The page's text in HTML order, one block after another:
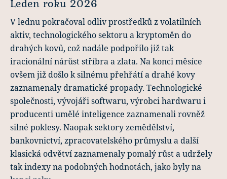
V lednu pokračoval odliv prostředků z volatilních
aktiv, technologického sektoru a kryptoměn do
drahých kovů, což nadále podpořilo již tak
iracionální nárůst stříbra a zlata. Na konci měsíce
ovšem již došlo k silnému přehřátí a drahé kovy
zaznamenaly dramatické propady. Technologické
společnosti, vývojáři softwaru, výrobci hardwaru i
producenti umělé inteligence zaznamenali rovněž
silné poklesy. Naopak sektory zemědělství,
bankovnictví, zpracovatelského průmyslu a další
klasická odvětví zaznamenaly pomalý růst a udržely
tak indexy na podobných hodnotách, jako byly na